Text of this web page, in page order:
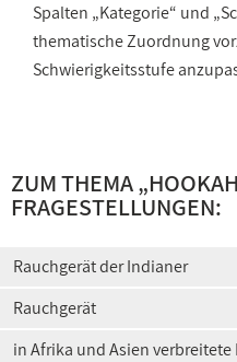
Spalten „Kategorie“ und
thematische Zuordnung
Schwierigkeitsstufe
ZUM THEMA
FRAGESTELLUNGEN:
Rauchgerät der Indianer
Rauchgerät
in Afrika und Asien